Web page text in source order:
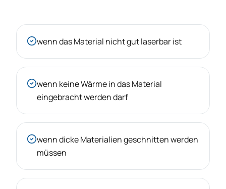
wenn das Material nicht gut laserbar ist
wenn keine Wärme in das Material
eingebracht werden darf
wenn dicke Materialien geschnitten werden
müssen